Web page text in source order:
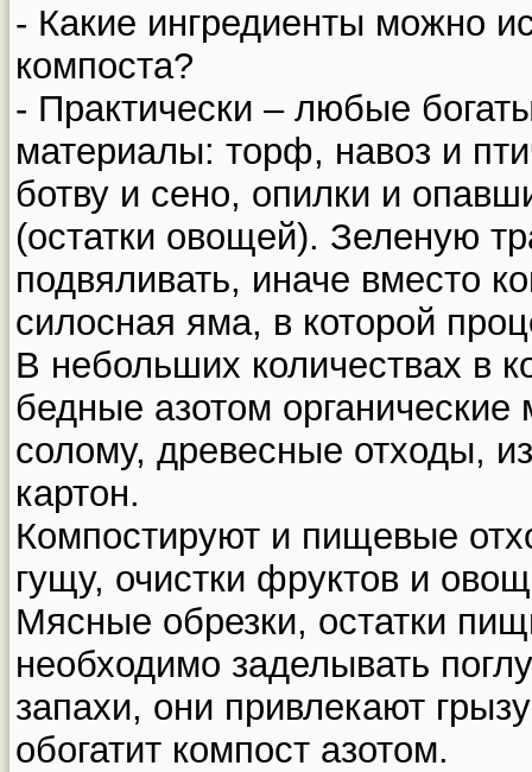
- Какие ингредиенты можно
компоста?
- Практически – любые
материалы: торф, навоз и
ботву и сено, опилки и
(остатки овощей). Зеленую
подвяливать, иначе вместо
силосная яма, в которой
В небольших количествах в
бедные азотом
солому, древесные отходы,
картон.
Компостируют и пищевые
гущу, очистки фруктов и
Мясные обрезки, остатки
необходимо заделывать
запахи, они привлекают
обогатит компост азотом.